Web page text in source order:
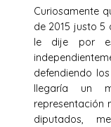
Curiosamente
de 2015 justo 5
le dije por
defendiendo
llegaría un
representación
diputados,